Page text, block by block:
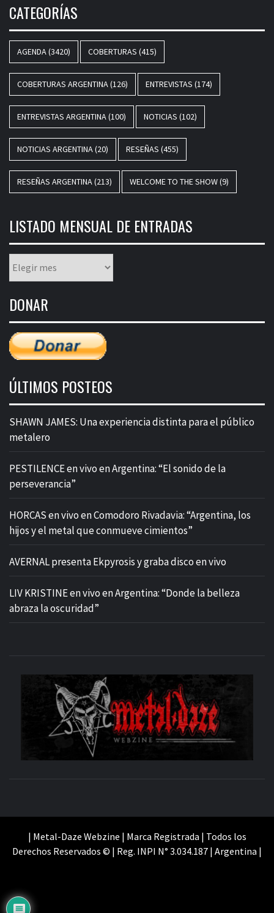
CATEGORÍAS
AGENDA (3420) COBERTURAS (415)
COBERTURAS ARGENTINA (126) ENTREVISTAS (174)
ENTREVISTAS ARGENTINA (100) NOTICIAS (102)
NOTICIAS ARGENTINA (20) RESEÑAS (455)
RESEÑAS ARGENTINA (213) WELCOME TO THE SHOW(9)
LISTADO MENSUAL DE ENTRADAS
mensual
entradas
DONAR
ÚLTIMOS POSTEOS
SHAWN JAMES: Una experiencia distinta para el público
metalero
PESTILENCE en vivo en Argentina: “El sonido de la
perseverancia”
HORCAS en vivo en Comodoro Rivadavia: “Argentina, los
hijos y el metal que conmueve cimientos”
AVERNAL presenta Ekpyrosis y graba disco en vivo
LIV KRISTINE en vivo en Argentina: “Donde la belleza
abraza la oscuridad”
| Metal-Daze Webzine | Marca Registrada | Todos los
Derechos Reservados © | Reg. INPI N° 3.034.187 | Argentina |